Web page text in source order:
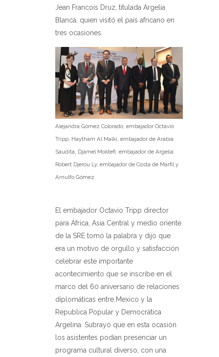
Jean Francois Druz, titulada Argelia
Blanca, quien visitó el país africano en
tres ocasiones.
Alejandra Gómez Colorado, embajador Octavio
Tripp, Haytham Al Malki, embajador de Arabia
Saudita, Djamel Moktefi, embajador de Argelia
Robert Djerou Ly, embajador de Costa de Marfil y
Arnulfo Gómez.
El embajador Octavio Tripp director
para África, Asia Central y medio oriente
de la SRE tomó la palabra y dijo que
era un motivo de orgullo y satisfacción
celebrar este importante
acontecimiento que se inscribe en el
marco del 60 aniversario de relaciones
diplomáticas entre Mexico y la
Republica Popular y Democrática
Argelina. Subrayó que en esta ocasión
los asistentes podían presenciar un
programa cultural diverso, con una